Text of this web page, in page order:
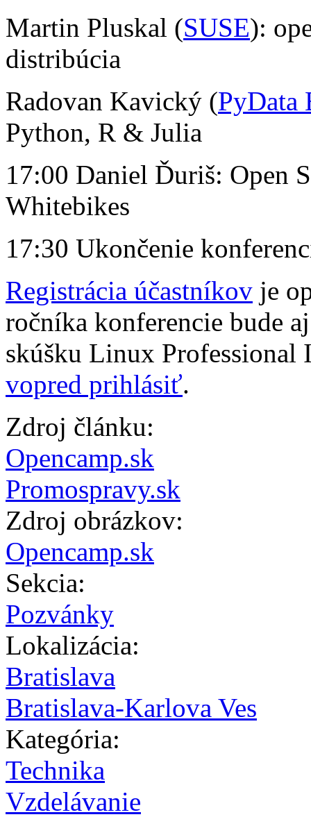
Martin Pluskal (SUSE):
distribúcia
Radovan Kavický (PyData
Python, R & Julia
17:00 Daniel Ďuriš: Open
Whitebikes
17:30 Ukončenie
Registrácia účastníkov je
ročníka konferencie bude
skúšku Linux Professional
vopred prihlásiť.
Zdroj článku:
Opencamp.sk
Promospravy.sk
Zdroj obrázkov:
Opencamp.sk
Sekcia:
Pozvánky
Lokalizácia:
Bratislava
Bratislava-Karlova Ves
Kategória:
Technika
Vzdelávanie